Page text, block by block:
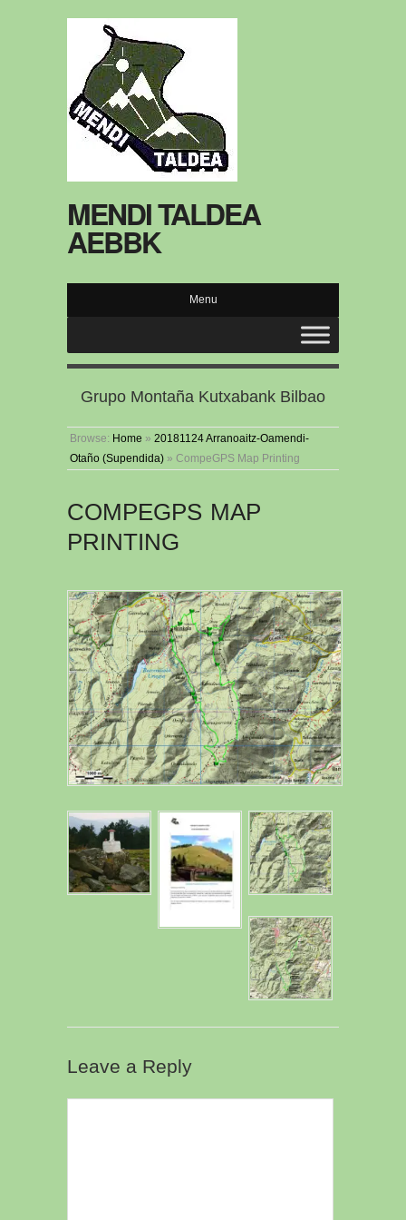
MENDI TALDEA
AEBBK
Menu
Grupo Montaña Kutxabank Bilbao
Browse: Home » 20181124 Arranoaitz-Oamendi-
Otaño (Supendida) » CompeGPS Map Printing
COMPEGPS MAP
PRINTING
Leave a Reply